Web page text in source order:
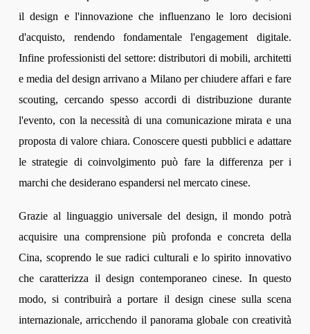
il design e l'innovazione che influenzano le loro decisioni
d'acquisto, rendendo fondamentale l'engagement digitale.
Infine professionisti del settore: distributori di mobili, architetti
e media del design arrivano a Milano per chiudere affari e fare
scouting, cercando spesso accordi di distribuzione durante
l'evento, con la necessità di una comunicazione mirata e una
proposta di valore chiara. Conoscere questi pubblici e adattare
le strategie di coinvolgimento può fare la differenza per i
marchi che desiderano espandersi nel mercato cinese.
Grazie al linguaggio universale del design, il mondo potrà
acquisire una comprensione più profonda e concreta della
Cina, scoprendo le sue radici culturali e lo spirito innovativo
che caratterizza il design contemporaneo cinese. In questo
modo, si contribuirà a portare il design cinese sulla scena
internazionale, arricchendo il panorama globale con creatività